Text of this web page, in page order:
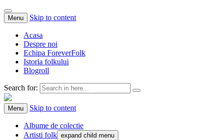
Menu Skip to content
Acasa
Despre noi
Echipa ForeverFolk
Istoria folkului
Blogroll
Search for:
ForeverFolk
Muzica sufletului tau
Menu Skip to content
Albume de colectie
Artisti folk expand child menu